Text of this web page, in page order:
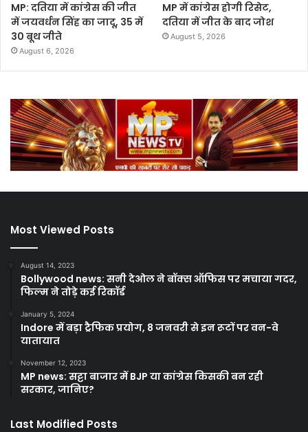
MP: दतिया में कांग्रेस की जीत
में जयवर्धन सिंह का जादू, 35 में
30 बूथ जीते
August 6, 2026
MP में कांग्रेस होगी रिसेट,
दतिया में जीत के बाद जोश
August 5, 2026
Most Viewed Posts
August 14, 2023
Bollywood news: सनी देओल ने बॉक्स ऑफिस पर मचाया गदर,
फिल्म ने तोड़े कई रिकॉर्ड
January 5, 2024
Indore में बड़ा ट्रैफिक प्रयोग, 8 जनवरी से इन रूटों पर वन-वे
यातायात
November 12, 2023
MP news: सट्टा बाजार में BJP या कांग्रेस किसकी बन रही
सरकार, जानिए?
Last Modified Posts